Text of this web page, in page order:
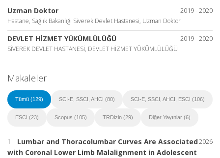
2019 - 2020
Uzman Doktor
Hastane, Sağlık Bakanlığı Siverek Devlet Hastanesi, Uzman Doktor
2019 - 2020
DEVLET HİZMET YÜKÜMLÜLÜĞÜ
SİVEREK DEVLET HASTANESİ, DEVLET HİZMET YÜKÜMLÜLÜĞÜ
Makaleler
Tümü (129) SCI-E, SSCI, AHCI (80) SCI-E, SSCI, AHCI, ESCI (106)
ESCI (23) Scopus (105) TRDizin (29) Diğer Yayınlar (6)
2026
1. Lumbar and Thoracolumbar Curves Are Associated
with Coronal Lower Limb Malalignment in Adolescent